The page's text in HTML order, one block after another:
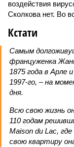
воздействия
Сколкова нет. Во
Кстати
Самым
француженка
1875 года в Арле
1997-го, – на
дня.
Всю свою жизнь
110 годам
Maison du Lac,
свою квартиру